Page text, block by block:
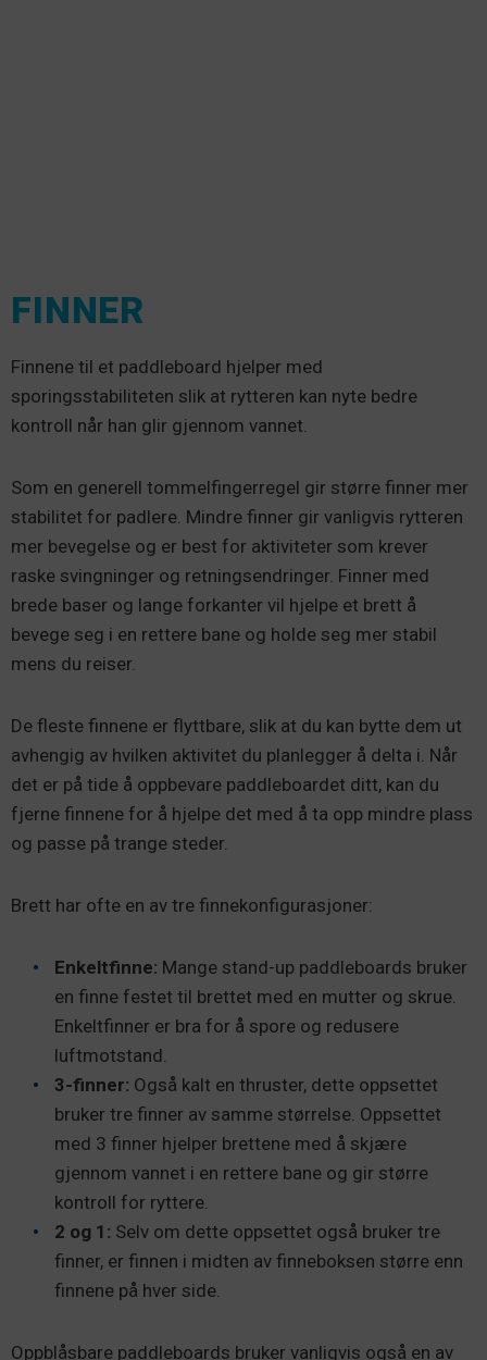
FINNER
Finnene til et paddleboard hjelper med
sporingsstabiliteten slik at rytteren kan nyte bedre
kontroll når han glir gjennom vannet.
Som en generell tommelfingerregel gir større finner mer
stabilitet for padlere. Mindre finner gir vanligvis rytteren
mer bevegelse og er best for aktiviteter som krever
raske svingninger og retningsendringer. Finner med
brede baser og lange forkanter vil hjelpe et brett å
bevege seg i en rettere bane og holde seg mer stabil
mens du reiser.
De fleste finnene er flyttbare, slik at du kan bytte dem ut
avhengig av hvilken aktivitet du planlegger å delta i. Når
det er på tide å oppbevare paddleboardet ditt, kan du
fjerne finnene for å hjelpe det med å ta opp mindre plass
og passe på trange steder.
Brett har ofte en av tre finnekonfigurasjoner:
Enkeltfinne: Mange stand-up paddleboards bruker
en finne festet til brettet med en mutter og skrue.
Enkeltfinner er bra for å spore og redusere
luftmotstand.
3-finner: Også kalt en thruster, dette oppsettet
bruker tre finner av samme størrelse. Oppsettet
med 3 finner hjelper brettene med å skjære
gjennom vannet i en rettere bane og gir større
kontroll for ryttere.
2 og 1: Selv om dette oppsettet også bruker tre
finner, er finnen i midten av finneboksen større enn
finnene på hver side.
Oppblåsbare paddleboards bruker vanligvis også en av